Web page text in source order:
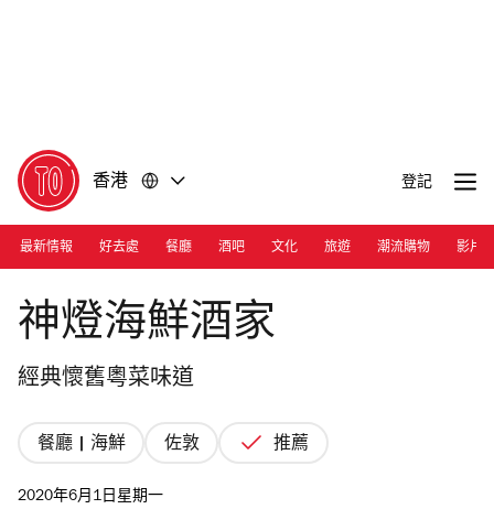
香港 登記
最新情報 好去處 餐廳 酒吧 文化 旅遊 潮流購物 影片
Photograph: Courtesy Lantern Seafood Restaurant
神燈海鮮酒家
經典懷舊粵菜味道
餐廳 | 海鮮 佐敦 推薦
2020年6月1日星期一